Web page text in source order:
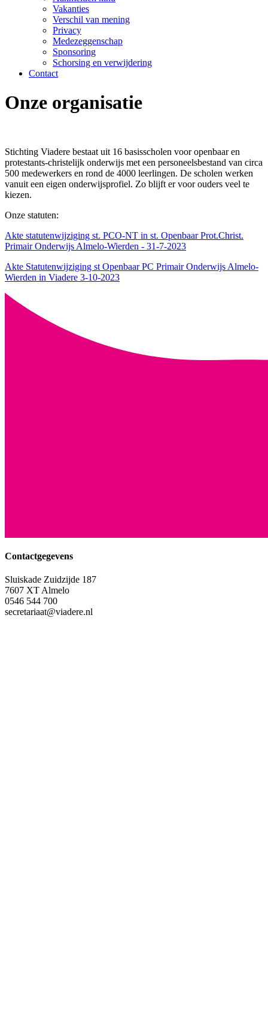
Vakanties
Verschil van mening
Privacy
Medezeggenschap
Sponsoring
Schorsing en verwijdering
Contact
Onze organisatie
Stichting Viadere bestaat uit 16 basisscholen voor openbaar en
protestants-christelijk onderwijs met een personeelsbestand van circa
500 medewerkers en rond de 4000 leerlingen. De scholen werken
vanuit een eigen onderwijsprofiel. Zo blijft er voor ouders veel te
kiezen.
Onze statuten:
Akte statutenwijziging st. PCO-NT in st. Openbaar Prot.Christ.
Primair Onderwijs Almelo-Wierden - 31-7-2023
Akte Statutenwijziging st Openbaar PC Primair Onderwijs Almelo-
Wierden in Viadere 3-10-2023
Contactgegevens
Sluiskade Zuidzijde 187
7607 XT Almelo
0546 544 700
secretariaat@viadere.nl